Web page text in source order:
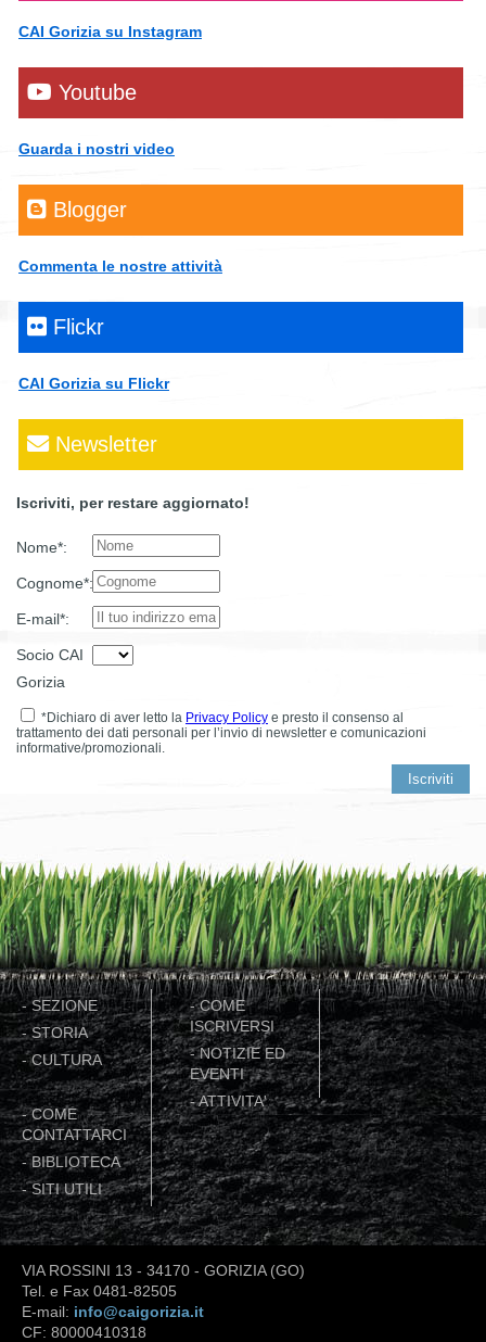
CAI Gorizia su Instagram
Youtube
Guarda i nostri video
Blogger
Commenta le nostre attività
Flickr
CAI Gorizia su Flickr
Newsletter
Iscriviti, per restare aggiornato!
Nome*:
Cognome*:
E-mail*:
Socio CAI
Gorizia
*Dichiaro di aver letto la Privacy Policy e presto il consenso al
trattamento dei dati personali per l’invio di newsletter e comunicazioni
informative/promozionali.
-SEZIONE
-STORIA
-CULTURA
-COME
ISCRIVERSI
-NOTIZIE ED
EVENTI
-ATTIVITA'
-COME
CONTATTARCI
-BIBLIOTECA
-SITI UTILI
VIA ROSSINI 13 - 34170 - GORIZIA (GO)
Tel. e Fax 0481-82505
E-mail: info@caigorizia.it
CF: 80000410318